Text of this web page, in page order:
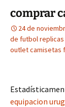
comprar
24 de
de futbol
outlet camisetas
equipacion